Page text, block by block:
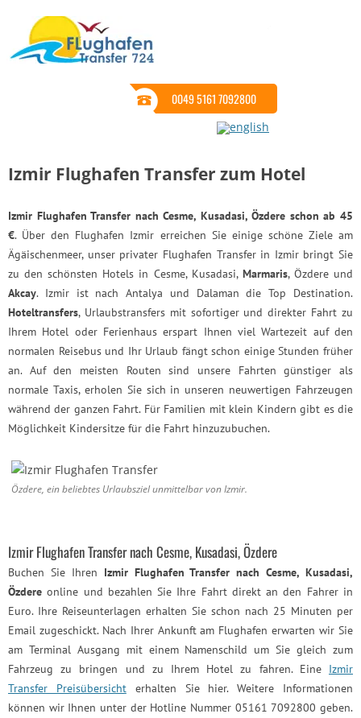
0049 5161 7092800
Izmir Flughafen Transfer zum Hotel
Izmir Flughafen Transfer nach Cesme, Kusadasi, Özdere schon ab 45
€. Über den Flughafen Izmir erreichen Sie einige schöne Ziele am
Ägäischenmeer, unser privater Flughafen Transfer in Izmir bringt Sie
zu den schönsten Hotels in Cesme, Kusadasi, Marmaris, Özdere und
Akcay. Izmir ist nach Antalya und Dalaman die Top Destination.
Hoteltransfers, Urlaubstransfers mit sofortiger und direkter Fahrt zu
Ihrem Hotel oder Ferienhaus erspart Ihnen viel Wartezeit auf den
normalen Reisebus und Ihr Urlaub fängt schon einige Stunden früher
an. Auf den meisten Routen sind unsere Fahrten günstiger als
normale Taxis, erholen Sie sich in unseren neuwertigen Fahrzeugen
während der ganzen Fahrt. Für Familien mit klein Kindern gibt es die
Möglichkeit Kindersitze für die Fahrt hinzuzubuchen.
Özdere, ein beliebtes Urlaubsziel unmittelbar von Izmir.
Izmir Flughafen Transfer nach Cesme, Kusadasi, Özdere
Buchen Sie Ihren Izmir Flughafen Transfer nach Cesme, Kusadasi,
Özdere online und bezahlen Sie Ihre Fahrt direkt an den Fahrer in
Euro. Ihre Reiseunterlagen erhalten Sie schon nach 25 Minuten per
Email zugeschickt. Nach Ihrer Ankunft am Flughafen erwarten wir Sie
am Terminal Ausgang mit einem Namenschild um Sie gleich zum
Fahrzeug zu bringen und zu Ihrem Hotel zu fahren. Eine Izmir
Transfer Preisübersichterhalten Sie hier. Weitere Informationen
können wir Ihnen unter der Hotline Nummer 05161 7092800 geben.